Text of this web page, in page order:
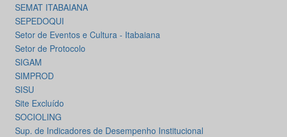
SEMAT ITABAIANA
SEPEDOQUI
Setor de Eventos e Cultura - Itabaiana
Setor de Protocolo
SIGAM
SIMPROD
SISU
Site Excluído
SOCIOLING
Sup. de Indicadores de Desempenho Institucional